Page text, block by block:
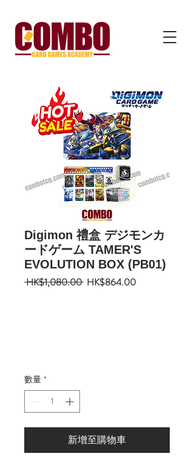
Digimon 禮盒 デジモンカ
ードゲーム TAMER'S
EVOLUTION BOX (PB01)
HK$1,080.00 一HK$864.00促
數量 *
新增至購物車